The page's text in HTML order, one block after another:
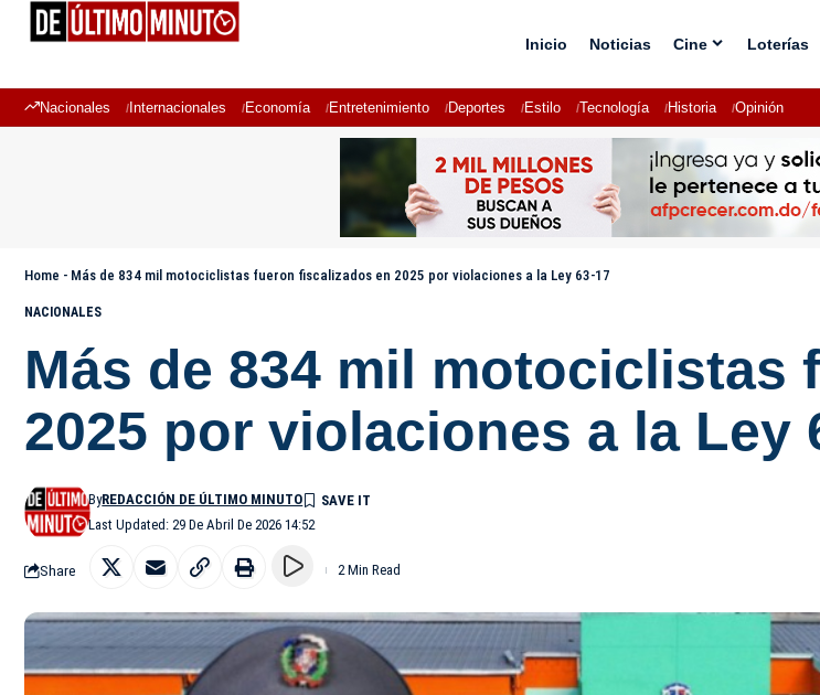
Inicio Noticias Cine Loterías
Nacionales Internacionales Economía Entretenimiento Deportes Estilo Tecnología Historia Opinión
Home - Más de 834 mil motociclistas fueron fiscalizados en 2025 por violaciones a la Ley 63-17
NACIONALES
Más de 834 mil motociclistas
2025 por violaciones a la Ley
Last Updated: 29 De Abril De 2026 14:52
ByREDACCIÓN DE ÚLTIMO MINUTO
Share 2 Min Read